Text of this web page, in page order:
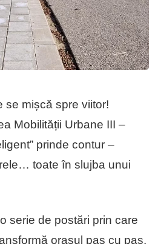
se mișcă spre viitor!
Mobilității Urbane III –
prinde contur –
toate în slujba unui
serie de postări prin care
orașul pas cu pas,